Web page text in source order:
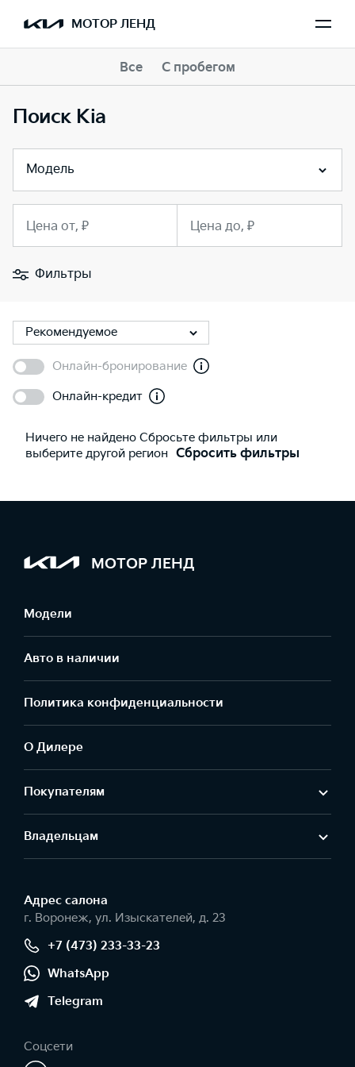
МОТОР ЛЕНД
Все С пробегом
Поиск Kia
Модель
Цена от, ₽ Цена до, ₽
Фильтры
Рекомендуемое
Онлайн-бронирование
Онлайн-кредит
Ничего не найдено Сбросьте фильтры или
выберите другой регион Сбросить фильтры
МОТОР ЛЕНД
Модели
Авто в наличии
Политика конфиденциальности
О Дилере
Покупателям
Владельцам
Адрес салонa
г. Воронеж, ул. Изыскателей, д. 23
+7 (473) 233-33-23
WhatsApp
Telegram
Соцсети